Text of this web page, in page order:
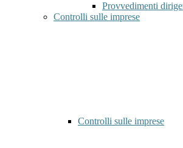
Provvedimenti
Controlli sulle imprese
Controlli sulle imprese